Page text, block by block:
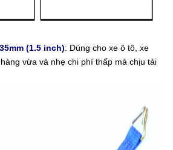
35mm (1.5 inch): Dùng cho xe ô tô, xe
vừa và nhẹ chi phí thấp mà chịu tải